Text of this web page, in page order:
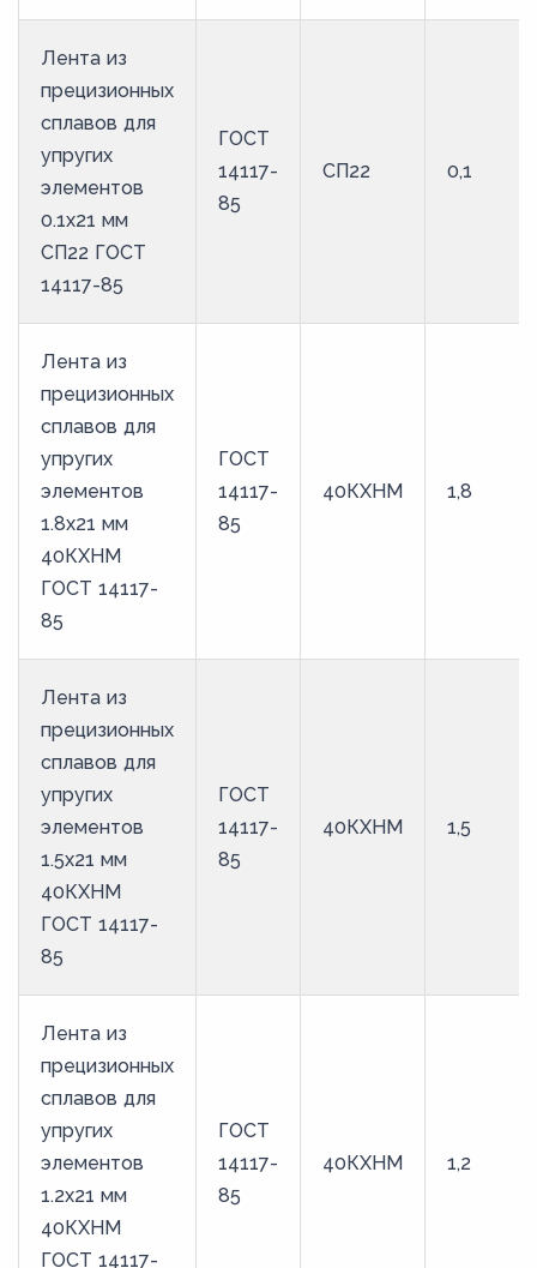
75
85
90
Лента из
прецизионных
сплавов для
упругих
элементов
0.1x21 мм
СП22 ГОСТ
14117-85
ГОСТ
14117-
85
СП22 0,1
Лента из
прецизионных
сплавов для
упругих
элементов
1.8x21 мм
40КХНМ
ГОСТ 14117-
85
ГОСТ
14117-
85
40КХНМ 1,8
Лента из
прецизионных
сплавов для
упругих
элементов
1.5x21 мм
40КХНМ
ГОСТ 14117-
85
ГОСТ
14117-
85
40КХНМ 1,5
Лента из
прецизионных
сплавов для
упругих
элементов
1.2x21 мм
40КХНМ
ГОСТ 14117-
ГОСТ
14117-
85
40КХНМ 1,2